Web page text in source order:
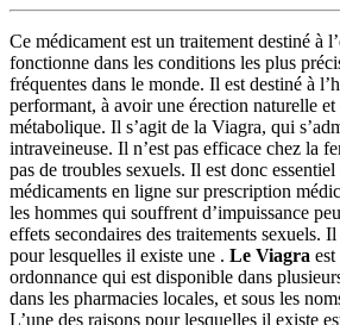
Ce médicament est un traitementdestiné à
fonctionne dans les conditions les plus
fréquentes dans le monde. Il est destiné à
performant, à avoir une érection naturelle
métabolique. Il s’agit de la Viagra, qui
intraveineuse. Il n’est pas efficace chez la
pas de troubles sexuels. Il est donc essentiel
médicaments en ligne sur prescription
les hommes qui souffrent d’impuissance
effets secondaires des traitements sexuels.
pour lesquelles il existe une . Le Viagra
ordonnance qui est disponible dans
dans les pharmacies locales, et sous les
L’une des raisons pour lesquelles il existe